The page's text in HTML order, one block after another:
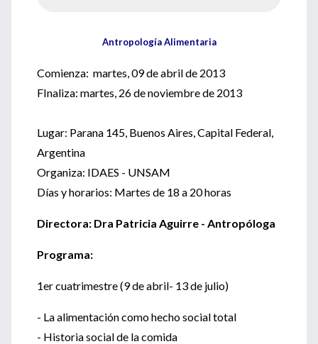
Antropología Alimentaria
Comienza: martes, 09 de abril de 2013
FInaliza: martes, 26 de noviembre de 2013
Lugar: Parana 145, Buenos Aires, Capital Federal,
Argentina
Organiza: IDAES - UNSAM
Días y horarios: Martes de 18 a 20 horas
Directora: Dra Patricia Aguirre - Antropóloga
Programa:
1er cuatrimestre (9 de abril- 13 de julio)
- La alimentación como hecho social total
- Historia social de la comida